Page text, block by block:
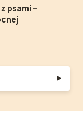
psami –